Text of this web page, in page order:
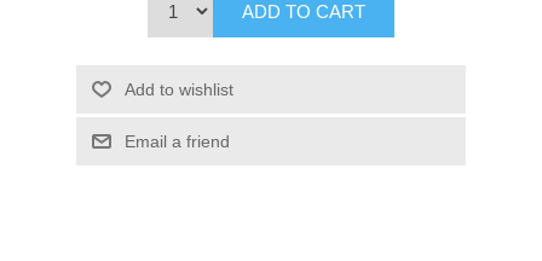
ADD TO CART
Add to wishlist
Email a friend